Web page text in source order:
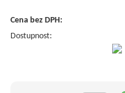
Cena bez DPH:
Dostupnost: